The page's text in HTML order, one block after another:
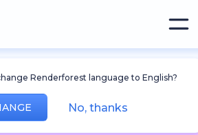
Renderforest language to English?
No, thanksдля